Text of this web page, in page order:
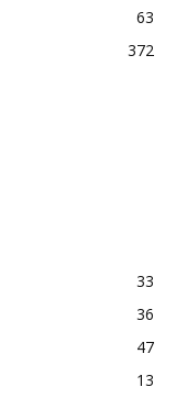
63
372
33
36
47
13